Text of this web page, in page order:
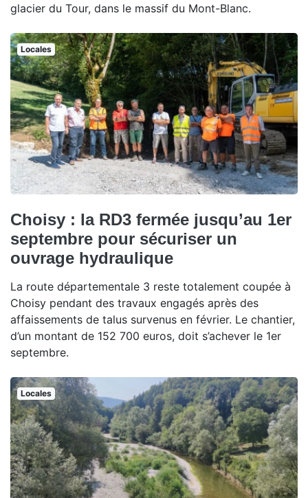
glacier du Tour, dans le massif du Mont-Blanc.
Locales
Choisy : la RD3 fermée jusqu’au 1er
septembre pour sécuriser un
ouvrage hydraulique
La route départementale 3 reste totalement coupée à
Choisy pendant des travaux engagés après des
affaissements de talus survenus en février. Le chantier,
d’un montant de 152 700 euros, doit s’achever le 1er
septembre.
Locales